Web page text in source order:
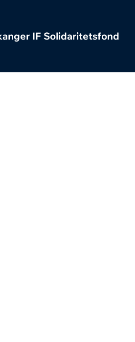
IF Solidaritetsfond